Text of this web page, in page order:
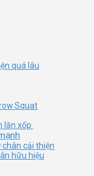
quá lâu
Squat
lăn xốp
cải thiện
hữu hiệu